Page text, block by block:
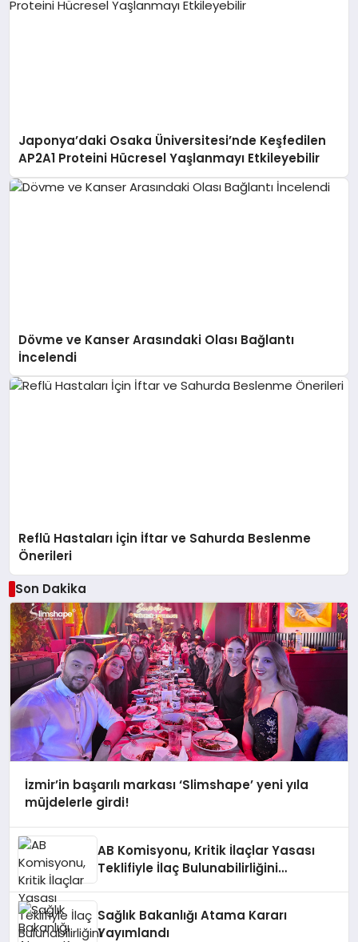
Japonya’daki Osaka Üniversitesi’nde Keşfedilen
AP2A1 Proteini Hücresel Yaşlanmayı Etkileyebilir
Dövme ve Kanser Arasındaki Olası Bağlantı
İncelendi
Reflü Hastaları İçin İftar ve Sahurda Beslenme
Önerileri
Son Dakika
İzmir’in başarılı markası ‘Slimshape’ yeni yıla
müjdelerle girdi!
AB Komisyonu, Kritik İlaçlar Yasası
Teklifiyle İlaç Bulunabilirliğini
Sağlık Bakanlığı Atama Kararı
Yayımlandı